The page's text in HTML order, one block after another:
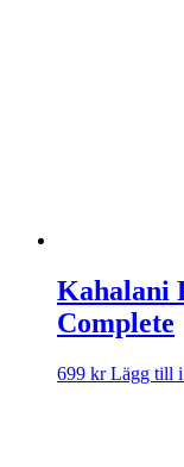
Kahalani
Complete
699 kr Lägg till